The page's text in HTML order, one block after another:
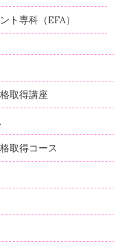
ト専科（EFA）
取得講座
取得コース